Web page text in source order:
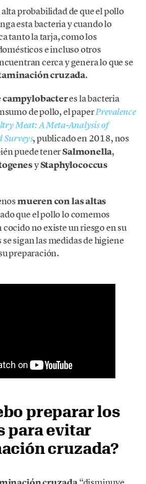
probabilidad de que el pollo
esta bacteria y cuando lo
tanto la tarja, como los
e incluso otros
cerca y genera lo que se
cruzada.
campylobacteres la bacteria
de pollo, el paperPrevalence
Meat: A Meta-Analysis of
Surveys, publicado en 2018, nos
puede tenerSalmonella,
yStaphylococcus
mueren con las altas
que el pollo lo comemos
no existe un riesgo en su
sigan las medidas de higiene
preparación.
preparar los
para evitar
cruzada?